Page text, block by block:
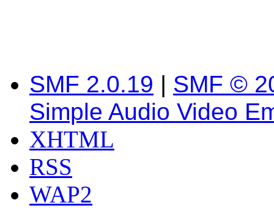
SMF 2.0.19 | SMF ©
Simple Audio Video
XHTML
RSS
WAP2